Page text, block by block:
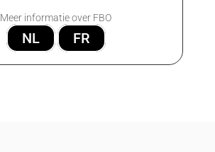
Meer informatie over FBO
NL FR